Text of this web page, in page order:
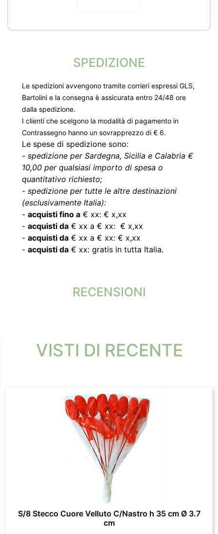
SPEDIZIONE
Le spedizioni avvengono tramite corrieri espressi GLS,
Bartolini e la consegna è assicurata entro 24/48 ore
dalla spedizione.
I clienti che scelgono la modalità di pagamento in
Contrassegno hanno un sovrapprezzo di € 6.
Le spese di spedizione sono:
- spedizione per Sardegna, Sicilia e Calabria €
10,00 per qualsiasi importo di spesa o
quantitativo richiesto;
- spedizione per tutte le altre destinazioni
(esclusivamente Italia):
- acquisti fino a € xx: € x,xx
- acquisti da € xx a € xx: € x,xx
- acquisti da € xx a € xx: € x,xx
- acquisti da € xx: gratis in tutta Italia.
RECENSIONI
VISTI DI RECENTE
S/8 Stecco Cuore Velluto C/Nastro h 35 cm Ø 3.7
cm